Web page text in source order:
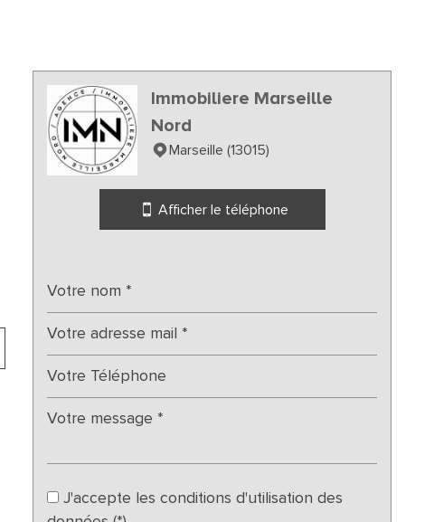
Immobiliere Marseille
Nord
Marseille (13015)
Afficher le téléphone
J'accepte les conditions d'utilisation des